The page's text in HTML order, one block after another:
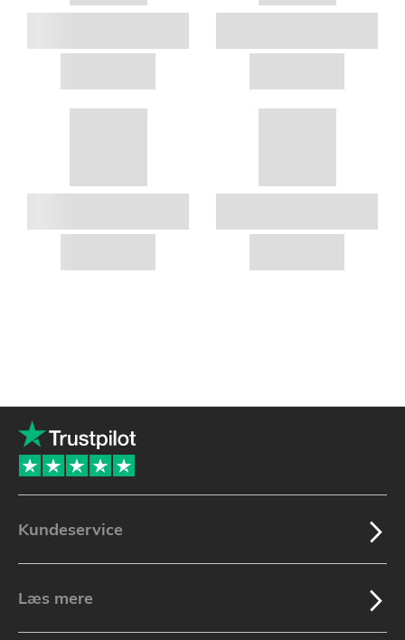
Kundeservice
Læs mere